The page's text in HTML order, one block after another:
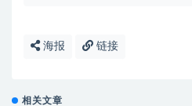
海报 链接
相关文章